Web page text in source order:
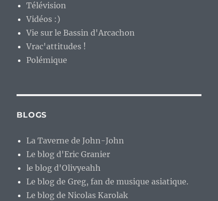
Télévision
Vidéos :)
Vie sur le Bassin d'Arcachon
Vrac'attitudes !
Polémique
BLOGS
La Taverne de John-John
Le blog d'Eric Granier
le blog d'Olivyeahh
Le blog de Greg, fan de musique asiatique.
Le blog de Nicolas Karolak